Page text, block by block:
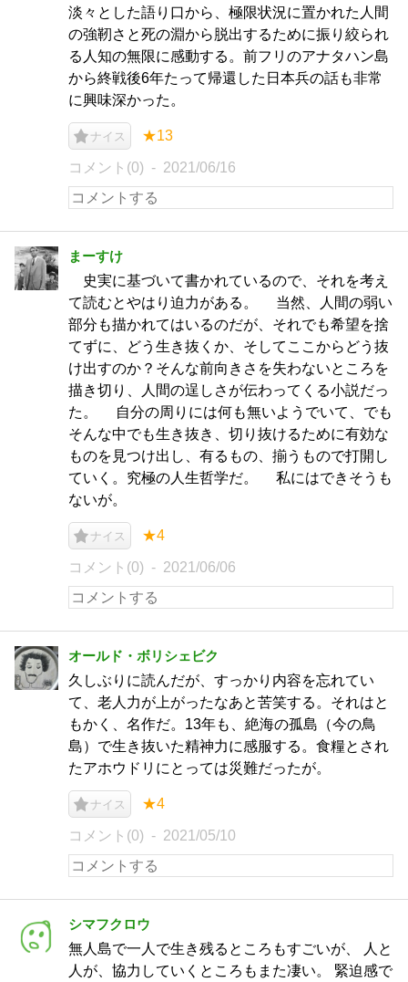
淡々とした語り口から、極限状況に置かれた人間
の強靭さと死の淵から脱出するために振り絞られ
る人知の無限に感動する。前フリのアナタハン島
から終戦後6年たって帰還した日本兵の話も非常
に興味深かった。
ナイス ★13
コメント(0) 2021/06/16
まーすけ
史実に基づいて書かれているので、それを考え
て読むとやはり迫力がある。 当然、人間の弱い
部分も描かれてはいるのだが、それでも希望を捨
てずに、どう生き抜くか、そしてここからどう抜
け出すのか？そんな前向きさを失わないところを
描き切り、人間の逞しさが伝わってくる小説だっ
た。 自分の周りには何も無いようでいて、でも
そんな中でも生き抜き、切り抜けるために有効な
ものを見つけ出し、有るもの、揃うもので打開し
ていく。究極の人生哲学だ。 私にはできそうも
ないが。
ナイス ★4
コメント(0) 2021/06/06
オールド・ボリシェビク
久しぶりに読んだが、すっかり内容を忘れてい
て、老人力が上がったなあと苦笑する。それはと
もかく、名作だ。13年も、絶海の孤島（今の鳥
島）で生き抜いた精神力に感服する。食糧とされ
たアホウドリにとっては災難だったが。
ナイス ★4
コメント(0) 2021/05/10
シマフクロウ
無人島で一人で生き残るところもすごいが、 人と
人が、協力していくところもまた凄い。 緊迫感で